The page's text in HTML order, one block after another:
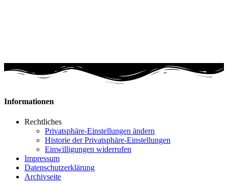
Informationen
Rechtliches
Privatsphäre-Einstellungen ändern
Historie der Privatsphäre-Einstellungen
Einwilligungen widerrufen
Impressum
Datenschutzerklärung
Archivseite